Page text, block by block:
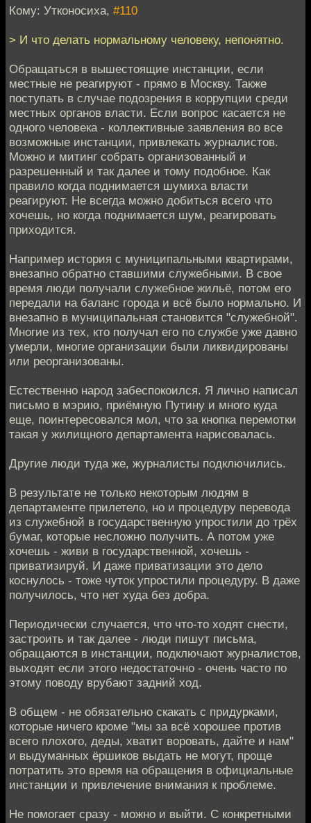
Кому: Утконосиха, #110
> И что делать нормальному человеку, непонятно.
Обращаться в вышестоящие инстанции, если
местные не реагируют - прямо в Москву. Также
поступать в случае подозрения в коррупции среди
местных органов власти. Если вопрос касается не
одного человека - коллективные заявления во все
возможные инстанции, привлекать журналистов.
Можно и митинг собрать организованный и
разрешенный и так далее и тому подобное. Как
правило когда поднимается шумиха власти
реагируют. Не всегда можно добиться всего что
хочешь, но когда поднимается шум, реагировать
приходится.
Например история с муниципальными квартирами,
внезапно обратно ставшими служебными. В свое
время люди получали служебное жильё, потом его
передали на баланс города и всё было нормально. И
внезапно в муниципальная становится "служебной".
Многие из тех, кто получал его по службе уже давно
умерли, многие организации были ликвидированы
или реорганизованы.
Естественно народ забеспокоился. Я лично написал
письмо в мэрию, приёмную Путину и много куда
еще, поинтересовался мол, что за кнопка перемотки
такая у жилищного департамента нарисовалась.
Другие люди туда же, журналисты подключились.
В результате не только некоторым людям в
департаменте прилетело, но и процедуру перевода
из служебной в государственную упростили до трёх
бумаг, которые несложно получить. А потом уже
хочешь - живи в государственной, хочешь -
приватизируй. И даже приватизации это дело
коснулось - тоже чуток упростили процедуру. В даже
получилось, что нет худа без добра.
Периодически случается, что что-то ходят снести,
застроить и так далее - люди пишут письма,
обращаются в инстанции, подключают журналистов,
выходят если этого недостаточно - очень часто по
этому поводу врубают задний ход.
В общем - не обязательно скакать с придурками,
которые ничего кроме "мы за всё хорошее против
всего плохого, деды, хватит воровать, дайте и нам"
и выдуманных ёршиков выдать не могут, проще
потратить это время на обращения в официальные
инстанции и привлечение внимания к проблеме.
Не помогает сразу - можно и выйти. С конкретными